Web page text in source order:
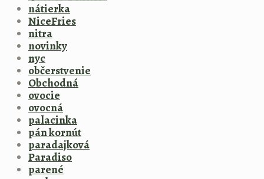
nátierka
NiceFries
nitra
novinky
nyc
občerstvenie
Obchodná
ovocie
ovocná
palacinka
pán kornút
paradajková
Paradiso
parené